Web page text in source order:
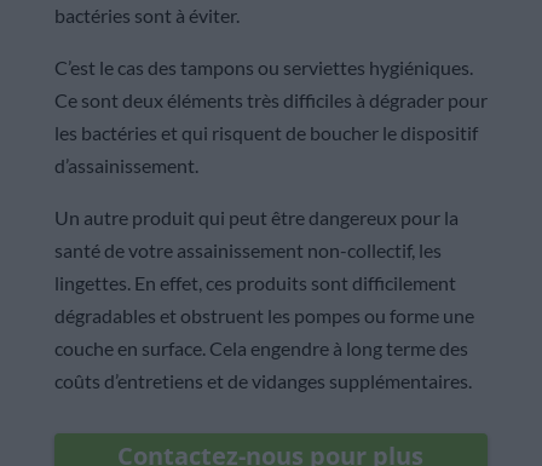
bactéries sont à éviter.
C’est le cas des tampons ou serviettes hygiéniques.
Ce sont deux éléments très difficiles à dégrader pour
les bactéries et qui risquent de boucher le dispositif
d’assainissement.
Un autre produit qui peut être dangereux pour la
santé de votre assainissement non-collectif, les
lingettes. En effet, ces produits sont difficilement
dégradables et obstruent les pompes ou forme une
couche en surface. Cela engendre à long terme des
coûts d’entretiens et de vidanges supplémentaires.
Contactez-nous pour plus